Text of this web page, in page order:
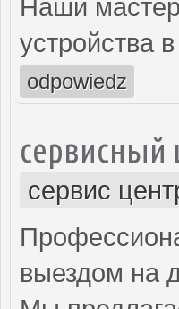
Наши
устройства
odpowiedz
сервисный
сервис
выездом на